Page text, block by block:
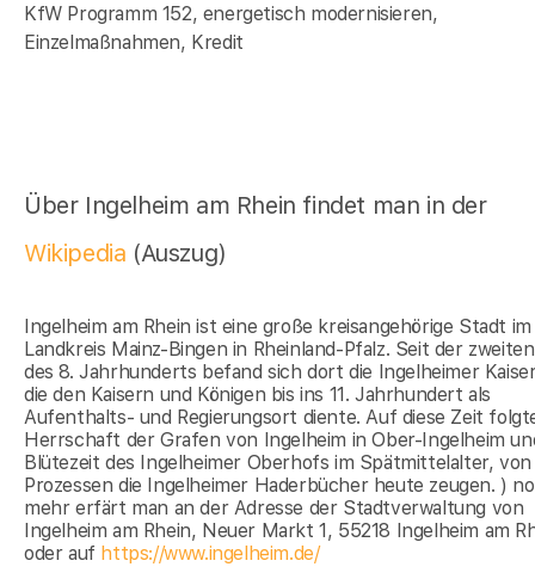
KfW Programm 152, energetisch modernisieren,
Einzelmaßnahmen, Kredit
Über Ingelheim am Rhein findet man in der
Wikipedia (Auszug)
Ingelheim am Rhein ist eine große kreisangehörige Stadt im
Landkreis Mainz-Bingen in Rheinland-Pfalz. Seit der
des 8. Jahrhunderts befand sich dort die Ingelheimer
die den Kaisern und Königen bis ins 11. Jahrhundert als
Aufenthalts- und Regierungsort diente. Auf diese Zeit
Herrschaft der Grafen von Ingelheim in Ober-Ingelheim
Blütezeit des Ingelheimer Oberhofs im Spätmittelalter, von
Prozessen die Ingelheimer Haderbücher heute zeugen. )
mehr erfärt man an der Adresse der Stadtverwaltung von
Ingelheim am Rhein, Neuer Markt 1, 55218 Ingelheim am
oder auf https://www.ingelheim.de/